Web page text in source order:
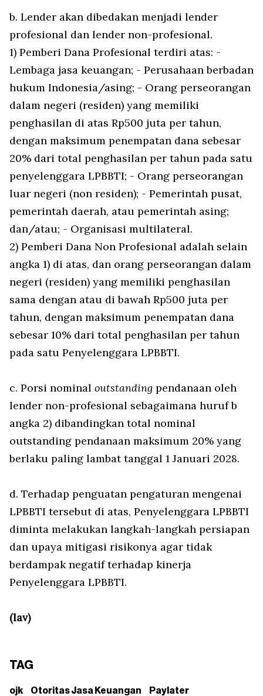
b. Lender akan dibedakan menjadi lender
profesional dan lender non-profesional.
1) Pemberi Dana Profesional terdiri atas: -
Lembaga jasa keuangan; - Perusahaan berbadan
hukum Indonesia/asing; - Orang perseorangan
dalam negeri (residen) yang memiliki
penghasilan di atas Rp500 juta per tahun,
dengan maksimum penempatan dana sebesar
20% dari total penghasilan per tahun pada satu
penyelenggara LPBBTI; - Orang perseorangan
luar negeri (non residen); - Pemerintah pusat,
pemerintah daerah, atau pemerintah asing;
dan/atau; - Organisasi multilateral.
2) Pemberi Dana Non Profesional adalah selain
angka 1) di atas, dan orang perseorangan dalam
negeri (residen) yang memiliki penghasilan
sama dengan atau di bawah Rp500 juta per
tahun, dengan maksimum penempatan dana
sebesar 10% dari total penghasilan per tahun
pada satu Penyelenggara LPBBTI.
c. Porsi nominal outstanding pendanaan oleh
lender non-profesional sebagaimana huruf b
angka 2) dibandingkan total nominal
outstanding pendanaan maksimum 20% yang
berlaku paling lambat tanggal 1 Januari 2028.
d. Terhadap penguatan pengaturan mengenai
LPBBTI tersebut di atas, Penyelenggara LPBBTI
diminta melakukan langkah-langkah persiapan
dan upaya mitigasi risikonya agar tidak
berdampak negatif terhadap kinerja
Penyelenggara LPBBTI.
(lav)
TAG
ojk Otoritas Jasa Keuangan Paylater